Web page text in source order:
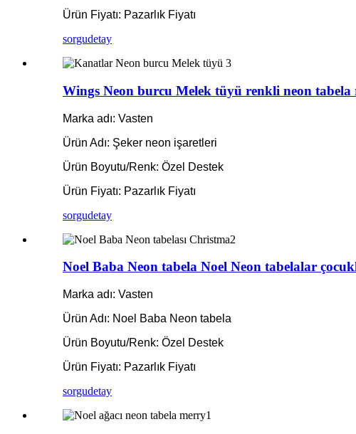
Ürün Fiyatı: Pazarlık Fiyatı
sorgudetay
Wings Neon burcu Melek tüyü renkli neon tabela
Marka adı: Vasten
Ürün Adı: Şeker neon işaretleri
Ürün Boyutu/Renk: Özel Destek
Ürün Fiyatı: Pazarlık Fiyatı
sorgudetay
Noel Baba Neon tabela Noel Neon tabelalar
Marka adı: Vasten
Ürün Adı: Noel Baba Neon tabela
Ürün Boyutu/Renk: Özel Destek
Ürün Fiyatı: Pazarlık Fiyatı
sorgudetay